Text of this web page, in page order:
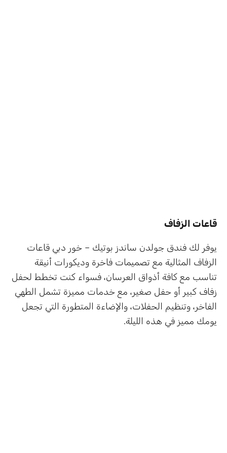
قاعات الزفاف
يوفر لك فندق جولدن ساندز بوتيك – خور دبي قاعات
الزفاف المثالية مع تصميمات فاخرة وديكورات أنيقة
تناسب مع كافة أذواق العرسان، فسواء كنت تخطط لحفل
زفاف كبير أو حفل صغير، مع خدمات مميزة تشمل الطهي
الفاخر، وتنظيم الحفلات، والإضاءة المتطورة التي تجعل
يومك مميز في هذه الليلة.